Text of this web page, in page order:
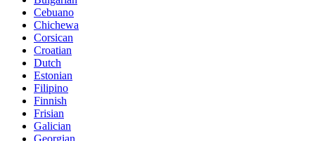
Cebuano
Chichewa
Corsican
Croatian
Dutch
Estonian
Filipino
Finnish
Frisian
Galician
Georgian